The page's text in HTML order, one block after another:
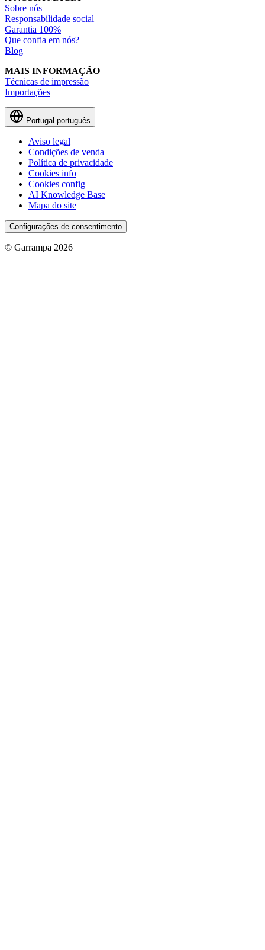
Sobre nós
Responsabilidade social
Garantia 100%
Que confia em nós?
Blog
MAIS INFORMAÇÃO
Técnicas de impressão
Importações
Portugal português
Aviso legal
Condições de venda
Política de privacidade
Cookies info
Cookies config
AI Knowledge Base
Mapa do site
Configurações de consentimento
© Garrampa 2026